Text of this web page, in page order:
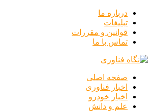
درباره ما
تبلیغات
قوانین و مقررات
تماس با ما
صفحه اصلی
اخبار فناوری
اخبار خودرو
علم و دانش